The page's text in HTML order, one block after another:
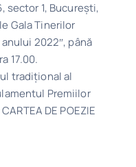
sector 1, București,
Gala Tinerilor
2022″, până
17.00.
tradițional al
Premiilor
DE POEZIE